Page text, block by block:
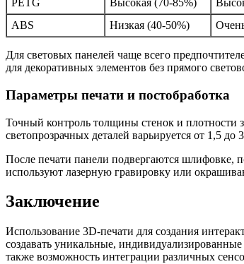
PETG
Высокая (70-85%)
ABS
Низкая (40-50%)
Для световых панелей чаще всего
для декоративных элементов без прямого
Параметры печати и постобработка
Точный контроль толщины стенок и плотности
светопрозрачных деталей варьируется от 1,5
После печати панели подвергаются шлифовке,
используют лазерную гравировку или
Заключение
Использование 3D-печати для создания
создавать уникальные,
также возможность интеграции различных